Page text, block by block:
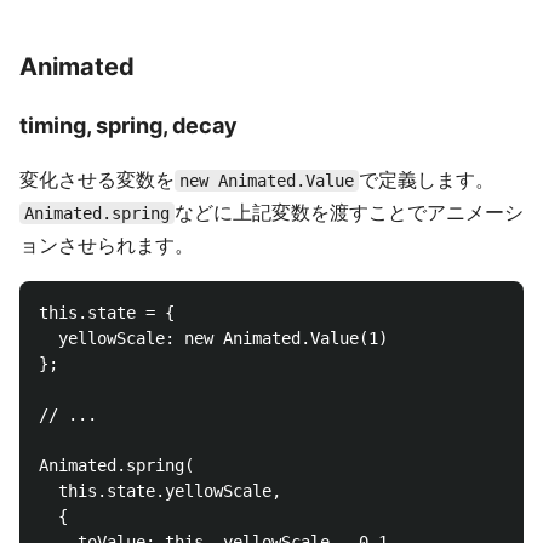
Animated
timing, spring, decay
変化させる変数を new Animated.Value で定義します。
Animated.spring などに上記変数を渡すことでアニメーシ
ョンさせられます。
this.state = {
  yellowScale: new Animated.Value(1)
};
// ...
Animated.spring(
  this.state.yellowScale,
  {